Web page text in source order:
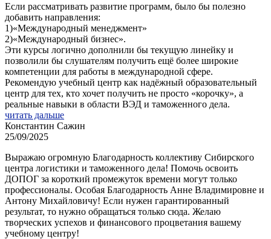
Если рассматривать развитие программ, было бы полезно
добавить направления:
1)«Международный менеджмент»
2)«Международный бизнес».
Эти курсы логично дополнили бы текущую линейку и
позволили бы слушателям получить ещё более широкие
компетенции для работы в международной сфере.
Рекомендую учебный центр как надёжный образовательный
центр для тех, кто хочет получить не просто «корочку», а
реальные навыки в области ВЭД и таможенного дела.
читать дальше
Константин Сажин
25/09/2025
Выражаю огромную Благодарность коллективу Сибирского
центра логистики и таможенного дела! Помочь освоить
ДОПОГ за короткий промежуток времени могут только
профессионалы. Особая Благодарность Анне Владимировне и
Антону Михайловичу! Если нужен гарантированный
результат, то нужно обращаться только сюда. Желаю
творческих успехов и финансового процветания вашему
учебному центру!